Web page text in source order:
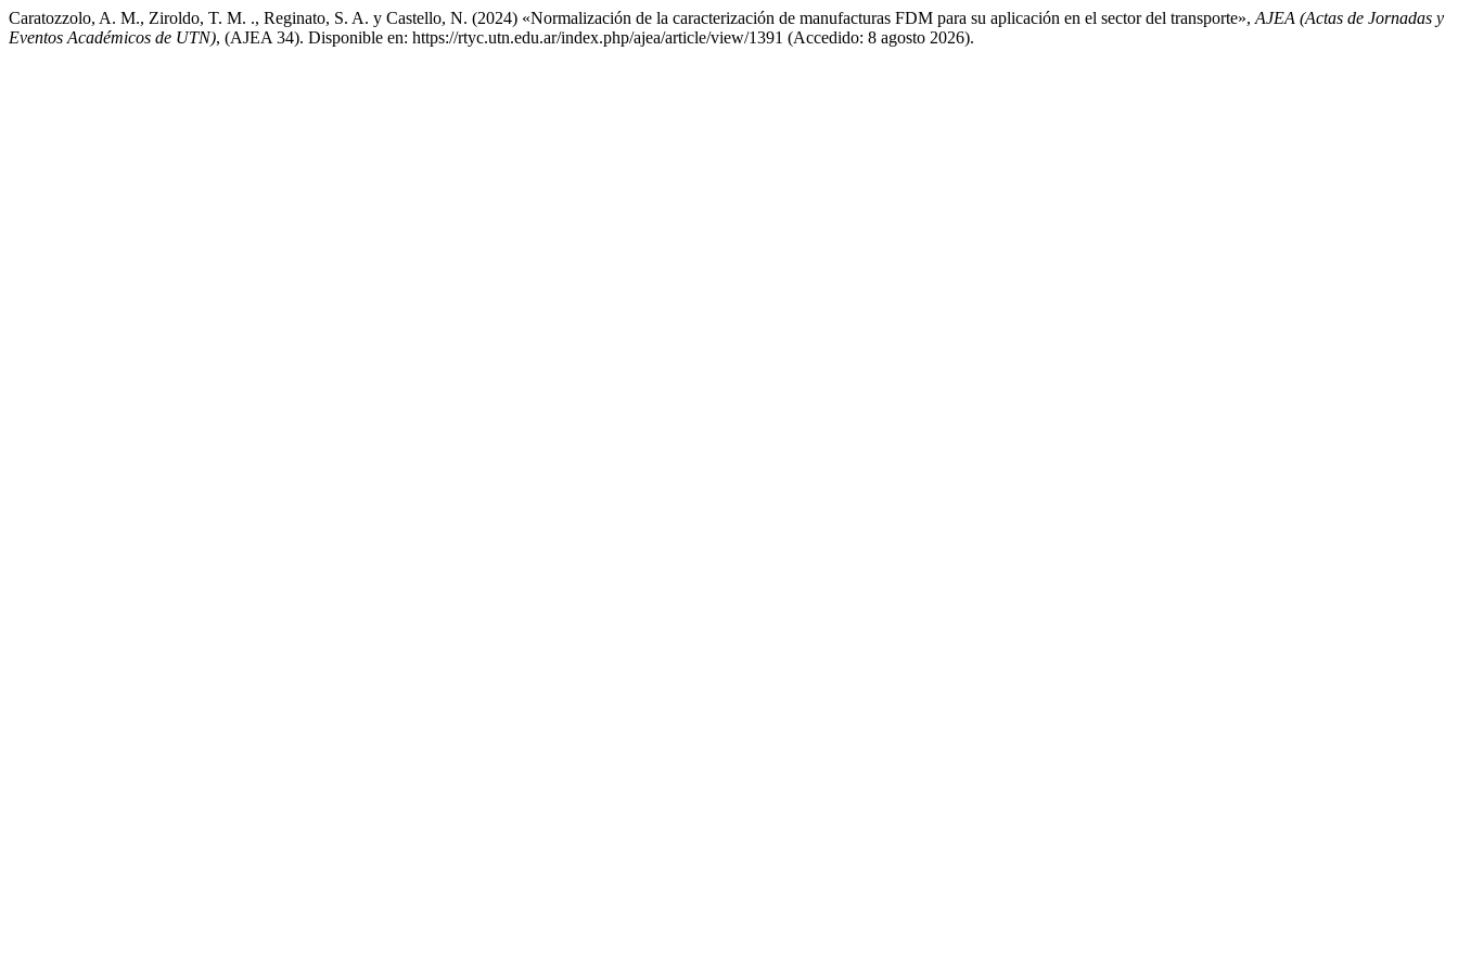
Caratozzolo, A. M., Ziroldo, T. M. ., Reginato, S. A. y Castello, N. (2024) «Normalización de la caracterización de manufacturas FDM para su aplicación en el sector del transporte», AJEA (Actas de Jornadas y
Eventos Académicos de UTN), (AJEA 34). Disponible en: https://rtyc.utn.edu.ar/index.php/ajea/article/view/1391 (Accedido: 8 agosto 2026).